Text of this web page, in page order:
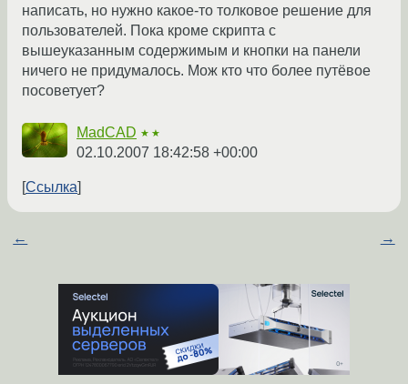
написать, но нужно какое-то толковое решение для
пользователей. Пока кроме скрипта с
вышеуказанным содержимым и кнопки на панели
ничего не придумалось. Мож кто что более путёвое
посоветует?
MadCAD ★★
02.10.2007 18:42:58 +00:00
Ссылка
← →